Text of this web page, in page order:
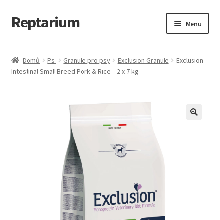
Přeskočit
na
Přejít
k
webu
Reptarium Menu
Košík
Domů Psi Granule pro psy Exclusion Granule
Exclusion
Intestinal Small Breed Pork & Rice – 2 x 7 kg